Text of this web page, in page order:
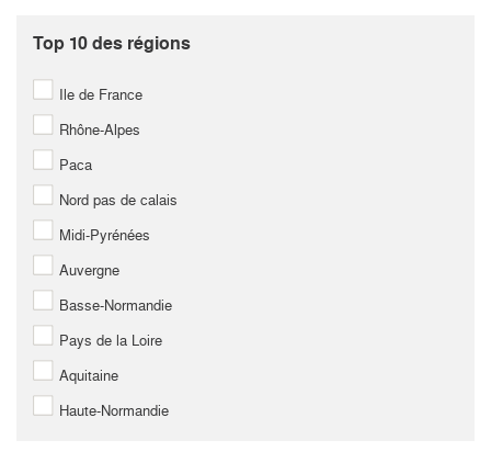
Top 10 des régions
Ile de France
Rhône-Alpes
Paca
Nord pas de calais
Midi-Pyrénées
Auvergne
Basse-Normandie
Pays de la Loire
Aquitaine
Haute-Normandie